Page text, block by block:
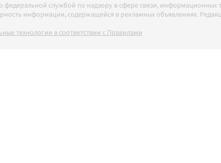
службой по надзору в сфере связи,
информации, содержащейся в рекламных объявлениях.
технологии в соответствии с Правилами